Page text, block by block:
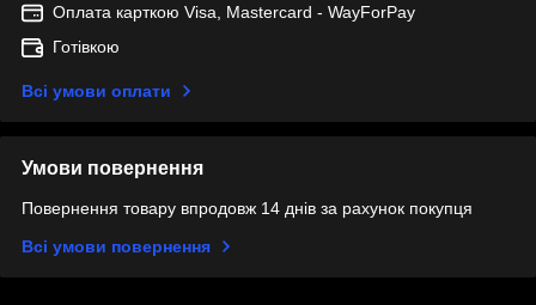
Оплата карткою Visa, Mastercard - WayForPay
Готівкою
Всі умови оплати
Умови повернення
Повернення товару впродовж 14 днів за рахунок покупця
Всі умови повернення